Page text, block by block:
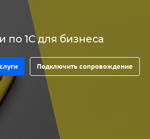
по 1С для бизнеса
Подключить сопровождение